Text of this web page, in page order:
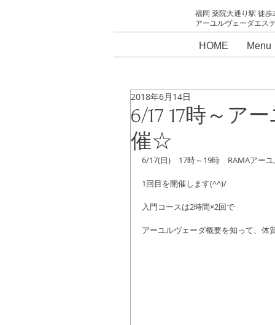
福岡 薬院大通り駅 徒歩
アーユルヴェーダエス
HOME Menu
6/17 17時～ア
催☆
2018年6月14日
6/17(日)　17時～19時　RAMAアー
1回目を開催します(^^)/
入門コースは2時間×2回で
アーユルヴェーダ概要を知って、体